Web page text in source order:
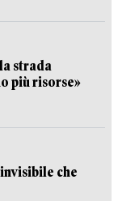
strada
più risorse»
che